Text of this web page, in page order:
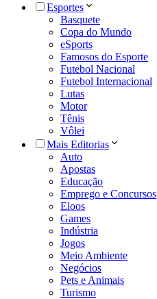
Esportes
Basquete
Copa do Mundo
eSports
Famosos do Esporte
Futebol Nacional
Futebol Internacional
Lutas
Motor
Tênis
Vôlei
Mais Editorias
Auto
Apostas
Educação
Emprego e Concursos
Eloos
Games
Indústria
Jogos
Meio Ambiente
Negócios
Pets e Animais
Turismo